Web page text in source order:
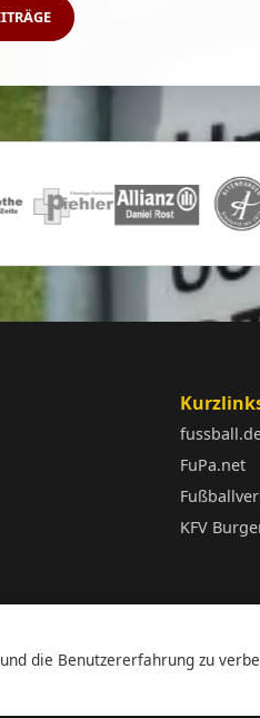
FuPa.net
KFV
die Benutzererfahrung zu